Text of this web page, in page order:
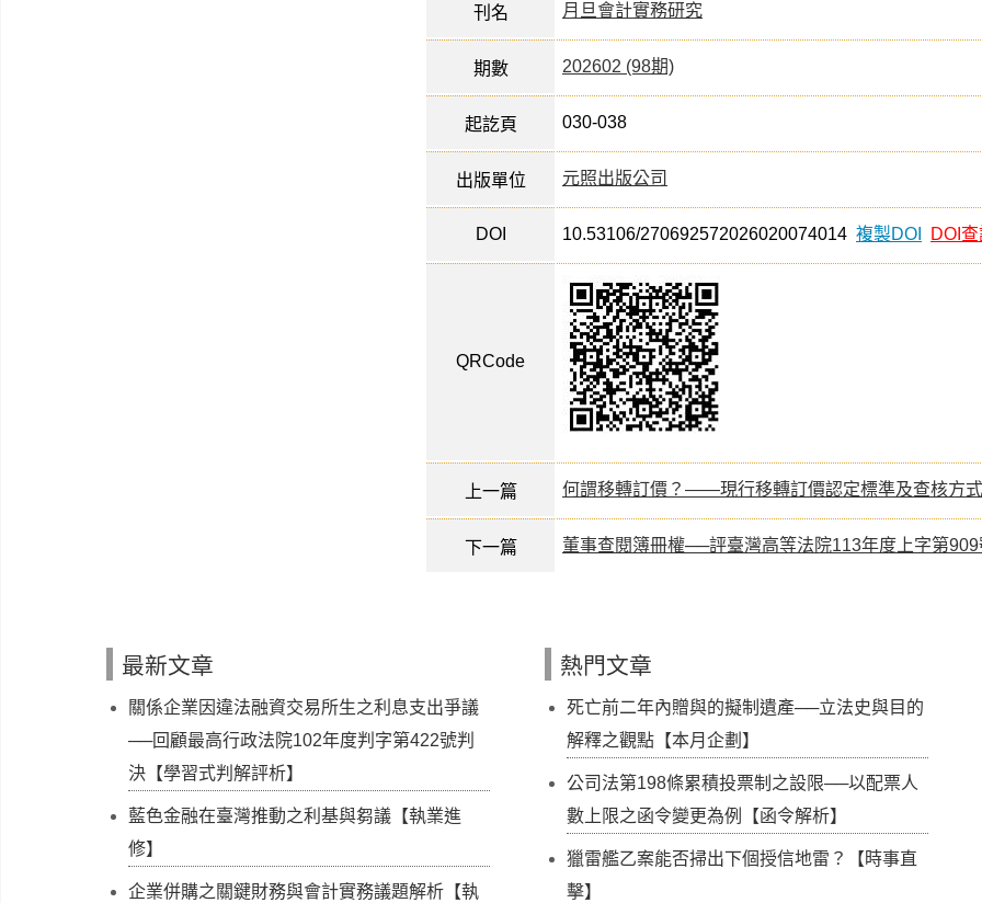
刊名 月旦會計實務研究
期數 202602 (98期)
起訖頁 030-038
出版單位 元照出版公司
DOI 10.53106/270692572026020074014 複製DOI DOI
QRCode
上一篇 何謂移轉訂價？——現行移轉訂價認定標準及查核方
下一篇 董事查閱簿冊權──評臺灣高等法院113年度上字第
最新文章
關係企業因違法融資交易所生之利息支出爭議
──回顧最高行政法院102年度判字第422號判
決【學習式判解評析】
藍色金融在臺灣推動之利基與芻議【執業進
修】
企業併購之關鍵財務與會計實務議題解析【執
熱門文章
死亡前二年內贈與的擬制遺產──立法史與目的
解釋之觀點【本月企劃】
公司法第198條累積投票制之設限──以配票人
數上限之函令變更為例【函令解析】
獵雷艦乙案能否掃出下個授信地雷？【時事直
擊】